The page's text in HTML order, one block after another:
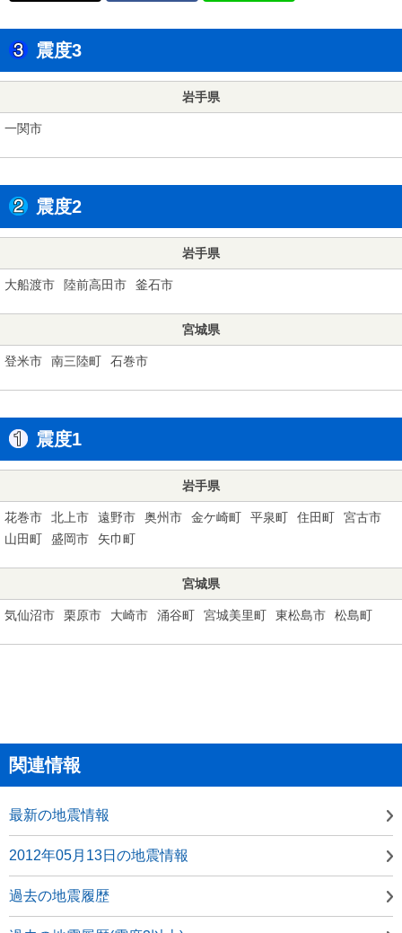
震度3
岩手県
一関市
震度2
岩手県
大船渡市 陸前高田市 釜石市
宮城県
登米市 南三陸町 石巻市
震度1
岩手県
花巻市 北上市 遠野市 奥州市 金ケ崎町 平泉町 住田町
宮古市
山田町
盛岡市 矢巾町
宮城県
気仙沼市 栗原市 大崎市 涌谷町 宮城美里町 東松島市 松島町
関連情報
最新の地震情報
2012年05月13日の地震情報
過去の地震履歴